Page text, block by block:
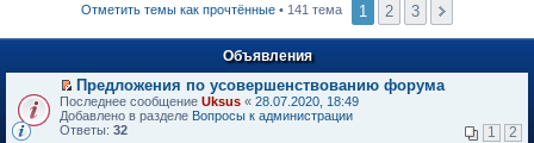
Отметить темы как прочтённые • 141 тема 1 2 3
Объявления
П
е
р
Предложения по усовершенствованию форума
Последнее сообщение Uksus « 28.07.2020, 18:49
Добавлено в разделе Вопросы к администрации
Ответы: 32 1 2